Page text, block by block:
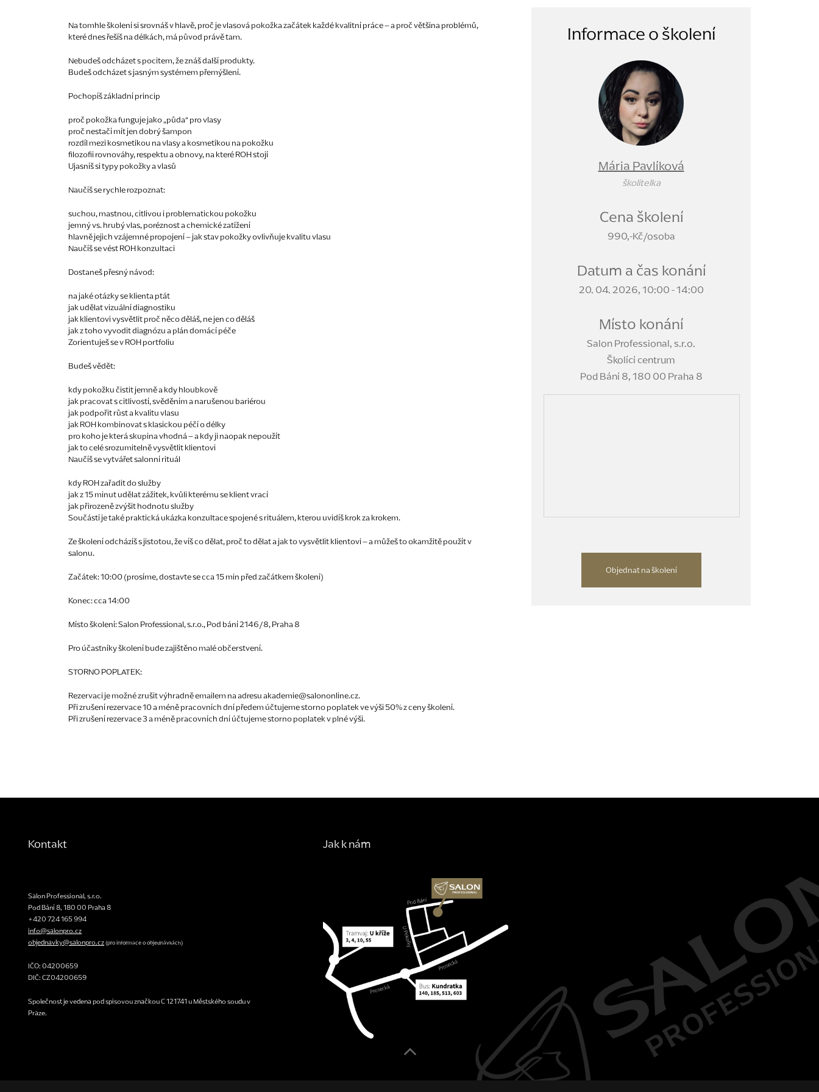
Na tomhle školení si srovnáš v hlavě, proč je vlasová pokožka začátek každé kvalitní práce – a proč většina problémů,
které dnes řešíš na délkách, má původ právě tam.
Nebudeš odcházet s pocitem, že znáš další produkty.
Budeš odcházet s jasným systémem přemýšlení.
Pochopíš základní princip
proč pokožka funguje jako „půda“ pro vlasy
proč nestačí mít jen dobrý šampon
rozdíl mezi kosmetikou na vlasy a kosmetikou na pokožku
filozofii rovnováhy, respektu a obnovy, na které ROH stojí
Ujasníš si typy pokožky a vlasů
Naučíš se rychle rozpoznat:
suchou, mastnou, citlivou i problematickou pokožku
jemný vs. hrubý vlas, poréznost a chemické zatížení
hlavně jejich vzájemné propojení – jak stav pokožky ovlivňuje kvalitu vlasu
Naučíš se vést ROH konzultaci
Dostaneš přesný návod:
na jaké otázky se klienta ptát
jak udělat vizuální diagnostiku
jak klientovi vysvětlit proč něco děláš, ne jen co děláš
jak z toho vyvodit diagnózu a plán domácí péče
Zorientuješ se v ROH portfoliu
Budeš vědět:
kdy pokožku čistit jemně a kdy hloubkově
jak pracovat s citlivostí, svěděním a narušenou bariérou
jak podpořit růst a kvalitu vlasu
jak ROH kombinovat s klasickou péčí o délky
pro koho je která skupina vhodná – a kdy ji naopak nepoužít
jak to celé srozumitelně vysvětlit klientovi
Naučíš se vytvářet salonní rituál
kdy ROH zařadit do služby
jak z 15 minut udělat zážitek, kvůli kterému se klient vrací
jak přirozeně zvýšit hodnotu služby
Součástí je také praktická ukázka konzultace spojené s rituálem, kterou uvidíš krok za krokem.
Ze školení odcházíš s jistotou, že víš co dělat, proč to dělat a jak to vysvětlit klientovi – a můžeš to okamžitě použít v
salonu.
Začátek: 10:00 (prosíme, dostavte se cca 15 min před začátkem školení)
Konec: cca 14:00
Místo školení: Salon Professional, s.r.o., Pod bání 2146/8, Praha 8
Pro účastníky školení bude zajištěno malé občerstvení.
STORNO POPLATEK:
Rezervaci je možné zrušit výhradně emailem na adresu akademie@salononline.cz.
Při zrušení rezervace 10 a méně pracovních dní předem účtujeme storno poplatek ve výši 50% z ceny školení.
Při zrušení rezervace 3 a méně pracovních dní účtujeme storno poplatek v plné výši.
Informace o školení
Mária Pavlíková
školitelka
Cena školení
990,-Kč/osoba
Datum a čas konání
20. 04. 2026, 10:00 - 14:00
Místo konání
Salon Professional, s.r.o.
Školící centrum
Pod Bání 8, 180 00 Praha 8
Objednat na školení
Kontakt
Salon Professional, s.r.o.
Pod Bání 8,180 00Praha 8
+420 724 165 994
info@salonpro.cz
objednavky@salonpro.cz(pro informace o objednávkách)
IČO: 04200659
DIČ: CZ04200659
Společnost je vedena pod spisovou značkou C 121741 u Městského soudu v
Praze.
Jak k nám